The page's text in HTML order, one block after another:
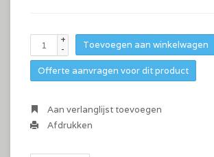
+
-
Toevoegen aan winkelwagen
Offerte aanvragen voor dit product
Aan verlanglijst toevoegen
Afdrukken